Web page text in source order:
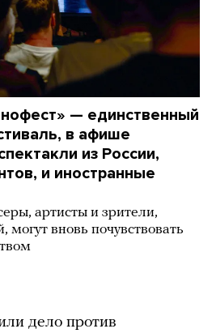
— единственный
в афише
из России,
и иностранные
артисты и зрители,
могут вновь почувствовать
дело против